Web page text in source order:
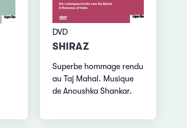
DVD
SHIRAZ
Superbe hommage rendu
au Taj Mahal. Musique
de Anoushka Shankar.